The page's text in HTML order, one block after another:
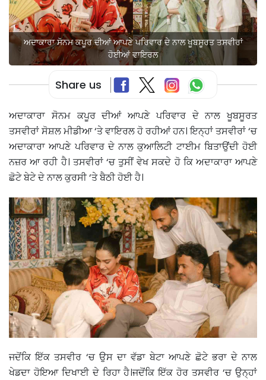
ਅਦਾਕਾਰਾ ਸੋਨਮ ਕਪੂਰ ਦੀਆਂ ਆਪਣੇ ਪਰਿਵਾਰ ਦੇ ਨਾਲ ਖੂਬਸੂਰਤ ਤਸਵੀਰਾਂ
ਹੋਈਆਂ ਵਾਇਰਲ
Share us
ਅਦਾਕਾਰਾ ਸੋਨਮ ਕਪੂਰ ਦੀਆਂ ਆਪਣੇ ਪਰਿਵਾਰ ਦੇ ਨਾਲ ਖੂਬਸੂਰਤ
ਤਸਵੀਰਾਂ ਸੋਸ਼ਲ ਮੀਡੀਆ ‘ਤੇ ਵਾਇਰਲ ਹੋ ਰਹੀਆਂ ਹਨ। ਇਨ੍ਹਾਂ ਤਸਵੀਰਾਂ ‘ਚ
ਅਦਾਕਾਰਾ ਆਪਣੇ ਪਰਿਵਾਰ ਦੇ ਨਾਲ ਕੁਆਲਿਟੀ ਟਾਈਮ ਬਿਤਾਉਂਦੀ ਹੋਈ
ਨਜ਼ਰ ਆ ਰਹੀ ਹੈ। ਤਸਵੀਰਾਂ ‘ਚ ਤੁਸੀਂ ਵੇਖ ਸਕਦੇ ਹੋ ਕਿ ਅਦਾਕਾਰਾ ਆਪਣੇ
ਛੋਟੇ ਬੇਟੇ ਦੇ ਨਾਲ ਕੁਰਸੀ ‘ਤੇ ਬੈਠੀ ਹੋਈ ਹੈ।
ਜਦੋਂਕਿ ਇੱਕ ਤਸਵੀਰ ‘ਚ ਉਸ ਦਾ ਵੱਡਾ ਬੇਟਾ ਆਪਣੇ ਛੋਟੇ ਭਰਾ ਦੇ ਨਾਲ
ਖੇਡਦਾ ਹੋਇਆ ਦਿਖਾਈ ਦੇ ਰਿਹਾ ਹੈ।ਜਦੋਂਕਿ ਇੱਕ ਹੋਰ ਤਸਵੀਰ ‘ਚ ਉਨ੍ਹਾਂ